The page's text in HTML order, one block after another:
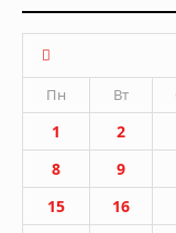
Пн
Вт
1 2
8
9
15
16